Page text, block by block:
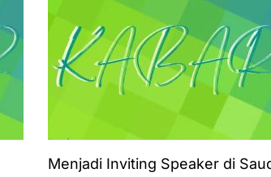
Menjadi Inviting Speaker di